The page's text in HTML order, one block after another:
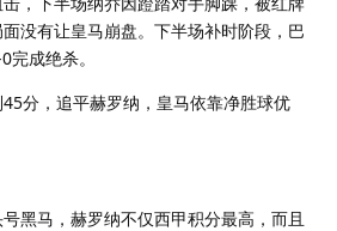
没有让皇马崩盘。下半场补时阶段，巴
成绝杀。
分，追平赫罗纳，皇马依靠净胜球优
黑马，赫罗纳不仅西甲积分最高，而且